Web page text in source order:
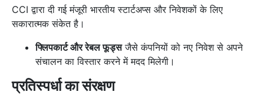
CCI द्वारा दी गई मंजूरी भारतीय स्टार्टअप्स और निवेशकों के लिए
सकारात्मक संकेत है।
फ्लिपकार्ट और रेबल फूड्सजैसे कंपनियों को नए निवेश से अपने
संचालन का विस्तार करने में मदद मिलेगी।
प्रतिस्पर्धा का संरक्षण